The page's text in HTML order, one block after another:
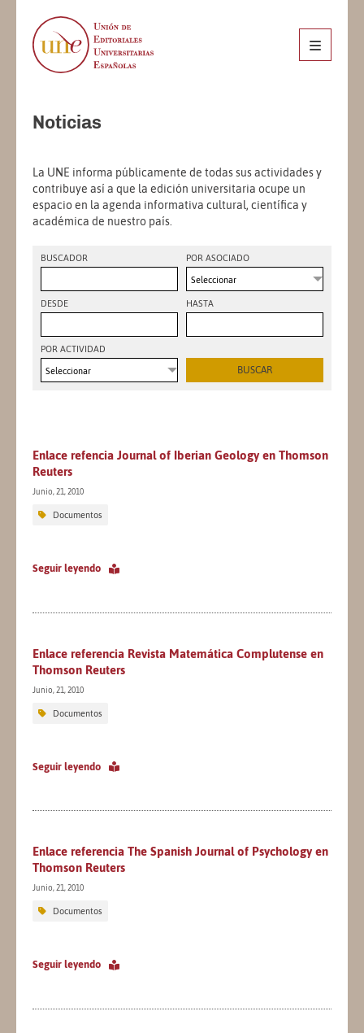
Noticias
La UNE informa públicamente de todas sus actividades y
contribuye así a que la edición universitaria ocupe un
espacio en la agenda informativa cultural, científica y
académica de nuestro país.
BUSCADOR POR ASOCIADO
Seleccionar
DESDE HASTA
POR ACTIVIDAD
Seleccionar
Enlace refencia Journal of Iberian Geology en Thomson
Reuters
Junio, 21, 2010
Documentos
Seguir leyendo
Enlace referencia Revista Matemática Complutense en
Thomson Reuters
Junio, 21, 2010
Documentos
Seguir leyendo
Enlace referencia The Spanish Journal of Psychology en
Thomson Reuters
Junio, 21, 2010
Documentos
Seguir leyendo